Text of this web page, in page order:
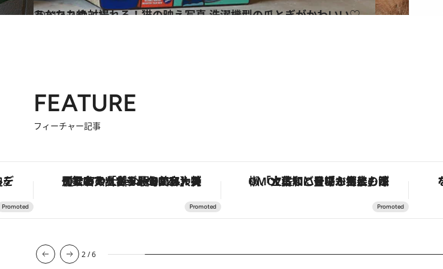
2021.1.25
あなたも絶対撮れる！猫の映え写真 洗濯機型の爪とぎがかわいい♡
ライフスタイル
FEATURE
フィーチャー記事
ギフトまで。大人のための「ReFa GINZA」クルーズ 「土佐和ハーブかき氷」がOMO7高知に登場！生姜、山椒、大葉など目にも舌にも涼を呼ぶ郷土の味 【夏限定ディナーコース】旬を迎える稚鮎や花ズッキーニなどをイタリア・トスカーナの郷土料理の手法で満喫！
3/6